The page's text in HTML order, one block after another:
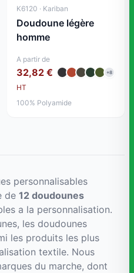
K6120 · Kariban
Doudoune légère
homme
A partir de
32,82 €
HT
+8
100% Polyamide
personnalisables
de 12 doudounes
a la personnalisation.
les doudounes
les produits les plus
textile. Nous
du marche, dont